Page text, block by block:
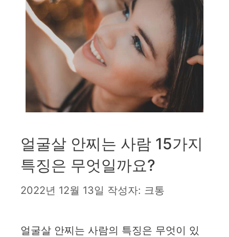
얼굴살 안찌는 사람 15가지
특징은 무엇일까요?
2022년 12월 13일 작성자: 크통
얼굴살 안찌는 사람의 특징은 무엇이 있